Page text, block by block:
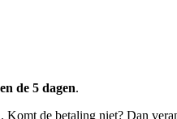
de 5 dagen.
de betaling niet? Dan